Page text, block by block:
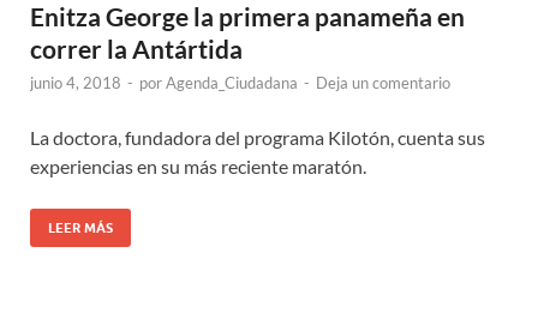
Enitza George la primera panameña en
correr la Antártida
junio 4, 2018 - porAgenda_Ciudadana - Deja un comentario
La doctora, fundadora del programa Kilotón, cuenta sus
experiencias en su más reciente maratón.
LEER MÁS